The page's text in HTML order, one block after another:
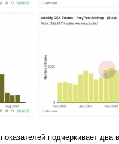
подчеркивает